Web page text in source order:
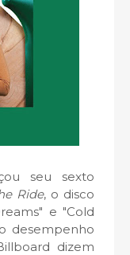
seu sexto
Ride, o disco
e "Cold
desempenho
dizem